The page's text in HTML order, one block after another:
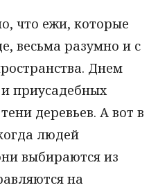
что ежи, которые
весьма разумно и с
Днем
приусадебных
деревьев. А вот в
людей
выбираются из
на